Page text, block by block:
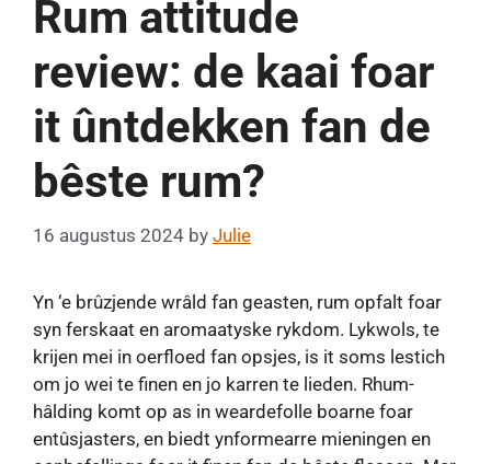
Rum attitude
review: de kaai foar
it ûntdekken fan de
bêste rum?
16 augustus 2024 by Julie
Yn ‘e brûzjende wrâld fan geasten, rum opfalt foar
syn ferskaat en aromaatyske rykdom. Lykwols, te
krijen mei in oerfloed fan opsjes, is it soms lestich
om jo wei te finen en jo karren te lieden. Rhum-
hâlding komt op as in weardefolle boarne foar
entûsjasters, en biedt ynformearre mieningen en